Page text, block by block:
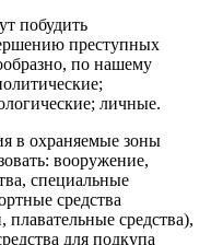
побудить
преступных
по нашему
личные.
в охраняемые зоны
вооружение,
специальные
средства
средства),
для подкупа